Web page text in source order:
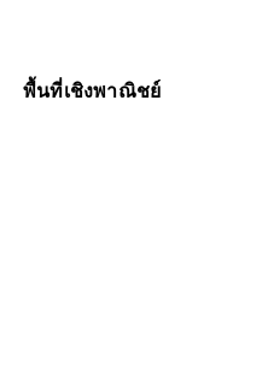
พื้นที่เชิงพาณิชย์